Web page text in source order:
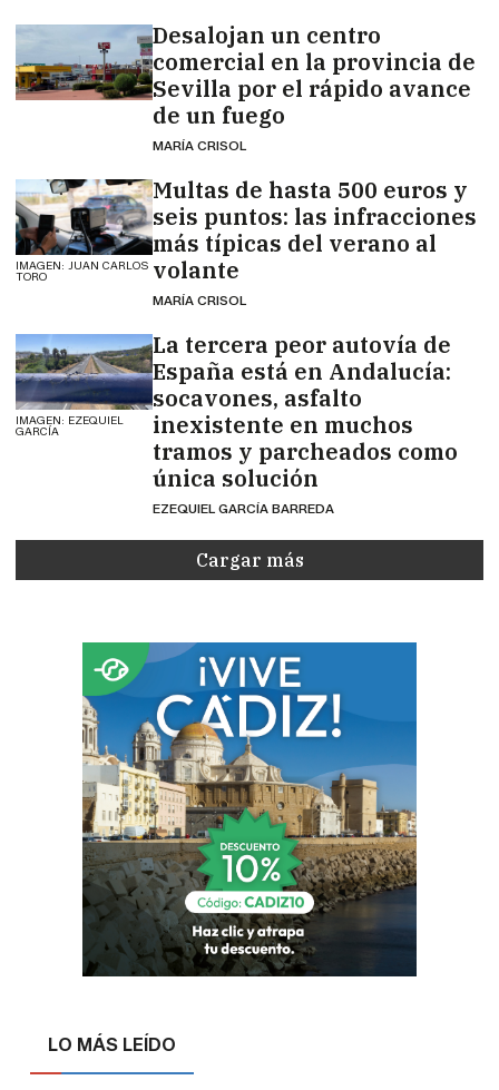
Desalojan un centro
comercial en la provincia de
Sevilla por el rápido avance
de un fuego
MARÍA CRISOL
IMAGEN: JUAN CARLOS
TORO
Multas de hasta 500 euros y
seis puntos: las infracciones
más típicas del verano al
volante
MARÍA CRISOL
IMAGEN: EZEQUIEL
GARCÍA
La tercera peor autovía de
España está en Andalucía:
socavones, asfalto
inexistente en muchos
tramos y parcheados como
única solución
EZEQUIEL GARCÍA BARREDA
Cargar más
LO MÁS LEÍDO